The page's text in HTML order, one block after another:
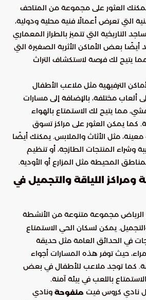
العثور على مجموعة من المتاحف
التي تعرض أعمالًا فنية محلية ودولية،
التاريخية التي تتميز بالطراز المعماري
أيضًا بعض الأماكن الأثرية الصغيرة التي
يتيح لك فرصة لاستكشاف التراث
الترفيهية مثل ملاعب الأطفال
ألعاب مختلفة، بالإضافة إلى مسارات
مما يتيح لك الاستمتاع بالهواء
كما يمكن العثور على مراكز تسوق
مثل الأثاث والملابس. يمكنك أيضًا
وشراء المنتجات الطازجة، أو تنظيم
المحيطة مثل المزارع أو الأودية.
ومراكز اللياقة والتجميل في
الرياض مجموعة متنوعة من الأنشطة
والتجميل. يمكن لسكان الحي الاستمتاع
في الحدائق العامة مثل حديقة
حيث توفر هذه المسارات أجواء
كما توجد ملاعب للأطفال في بعض
باللعب في بيئة آمنة.
نادي كروس فيت منفوحة ونادي